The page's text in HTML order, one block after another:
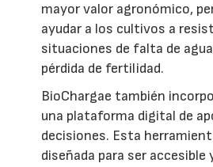
mayor valor agronómico,
ayudar a los cultivos a
situaciones de falta de
pérdida de fertilidad.
BioChargae también
una plataforma digital de
decisiones. Esta
diseñada para ser accesible